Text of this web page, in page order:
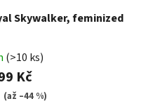
Skywalker, feminized
(>10 ks)
Kč
(až –44 %)